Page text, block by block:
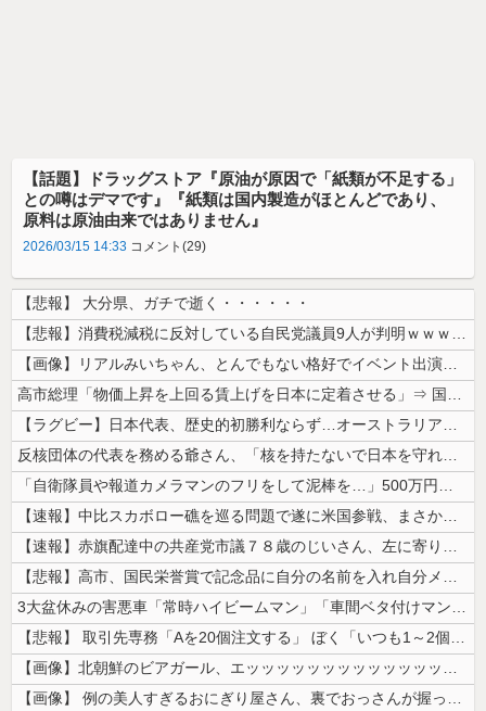
【話題】ドラッグストア『原油が原因で「紙類が不足する」
との噂はデマです』『紙類は国内製造がほとんどであり、
原料は原油由来ではありません』
2026/03/15 14:33 コメント(29)
【悲報】 大分県、ガチで逝く・・・・・・
【悲報】消費税減税に反対している自民党議員9人が判明ｗｗｗｗｗｗ
【画像】リアルみいちゃん、とんでもない格好でイベント出演するwwwww...
高市総理「物価上昇を上回る賃上げを日本に定着させる」⇒ 国家公務員月...
【ラグビー】日本代表、歴史的初勝利ならず…オーストラリアに逆転負け ８...
反核団体の代表を務める爺さん、「核を持たないで日本を守れますか」と中学...
「自衛隊員や報道カメラマンのフリをして泥棒を…」500万円分の預金通帳...
【速報】中比スカボロー礁を巡る問題で遂に米国参戦、まさかのこっち擁護で...
【速報】赤旗配達中の共産党市議７８歳のじいさん、左に寄りすぎたか車で民...
【悲報】高市、国民栄誉賞で記念品に自分の名前を入れ自分メインのPV撮影...
3大盆休みの害悪車「常時ハイビームマン」「車間ベタ付けマン」「法定速度...
【悲報】 取引先専務「Aを20個注文する」 ぼく「いつも1～2個しか使...
【画像】北朝鮮のビアガール、エッッッッッッッッッッッッッッッッッ！
【画像】 例の美人すぎるおにぎり屋さん、裏でおっさんが握っていたｗｗｗ...